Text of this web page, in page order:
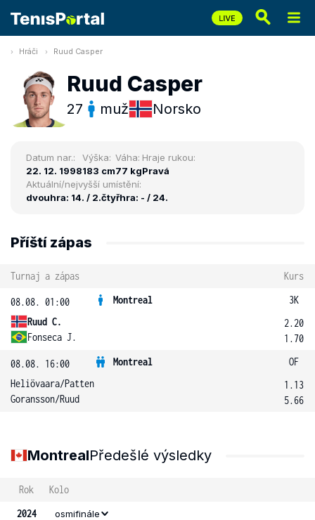
Hráči Ruud Casper
Ruud Casper
27 muž Norsko
Datum nar.:
22. 12. 1998
Výška:
183 cm
Váha:
77 kg
Hraje rukou:
Pravá
Aktuální/nejvyšší umístění:
dvouhra: 14. / 2.čtyřhra: - / 24.
Příští zápas
Turnaj a zápas Kurs
08.08. 01:00 Montreal
3K
Ruud C.
Fonseca J.
2.20
1.70
08.08. 16:00 Montreal
OF
Heliövaara/Patten
Goransson/Ruud
1.13
5.66
MontrealPředešlé výsledky
Rok
Kolo
2024
osmifinále